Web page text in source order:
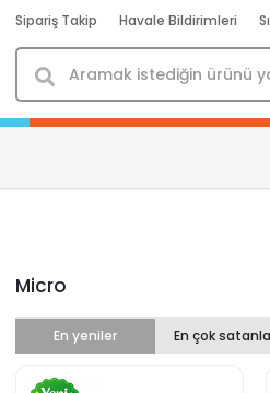
Sipariş Takip Havale Bildirimleri
Micro
En yeniler En çok